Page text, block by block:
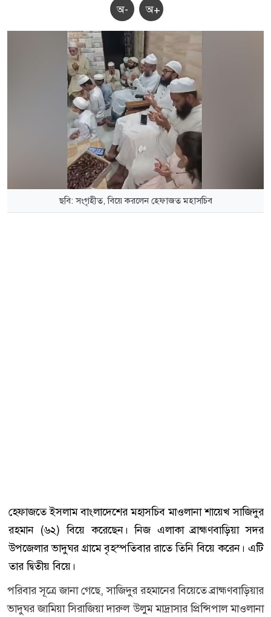
অ- অ+
ছবি: সংগৃহীত, বিয়ে করলেন হেফাজত মহাসচিব
হেফাজতে ইসলাম বাংলাদেশের মহাসচিব মাওলানা শায়েখ সাজিদুর
রহমান (৬২) বিয়ে করেছেন। নিজ এলাকা ব্রাহ্মণবাড়িয়া সদর
উপজেলার ভাদুঘর গ্রামে বৃহস্পতিবার রাতে তিনি বিয়ে করেন। এটি
তার দ্বিতীয় বিয়ে।
পরিবার সূত্রে জানা গেছে, সাজিদুর রহমানের বিয়েতে ব্রাহ্মণবাড়িয়ার
ভাদুঘর জামিয়া সিরাজিয়া দারুল উলুম মাদ্রাসার প্রিন্সিপাল মাওলানা